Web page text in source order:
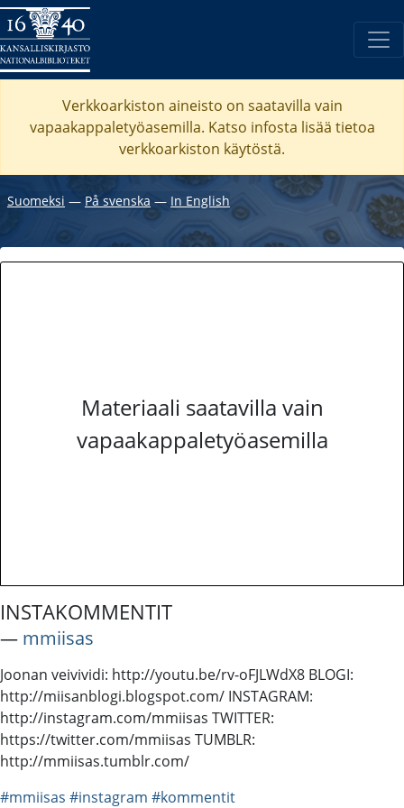
Verkkoarkiston aineisto on saatavilla vain
vapaakappaletyöasemilla. Katso infosta lisää tietoa
verkkoarkiston käytöstä.
Suomeksi ― På svenska ― In English
Materiaali saatavilla vain
vapaakappaletyöasemilla
INSTAKOMMENTIT
― mmiisas
Joonan veivividi: http://youtu.be/rv-oFJLWdX8 BLOGI:
http://miisanblogi.blogspot.com/ INSTAGRAM:
http://instagram.com/mmiisas TWITTER:
https://twitter.com/mmiisas TUMBLR:
http://mmiisas.tumblr.com/
#mmiisas #instagram #kommentit